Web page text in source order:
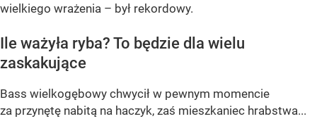
wielkiego wrażenia – był rekordowy.
Ile ważyła ryba? To będzie dla wielu
zaskakujące
Bass wielkogębowy chwycił w pewnym momencie
za przynętę nabitą na haczyk, zaś mieszkaniec hrabstwa...